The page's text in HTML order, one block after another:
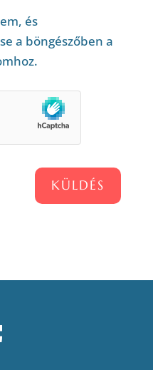
és
a böngészőben a
KÜLDÉS